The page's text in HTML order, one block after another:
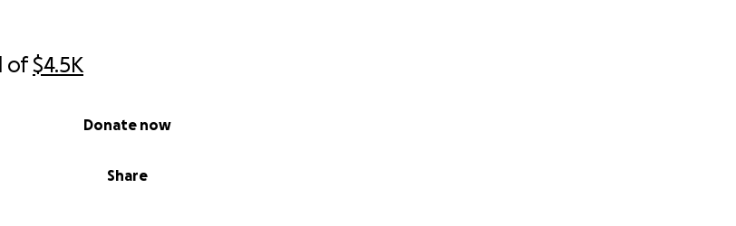
of$4.5K
Share
Donate now